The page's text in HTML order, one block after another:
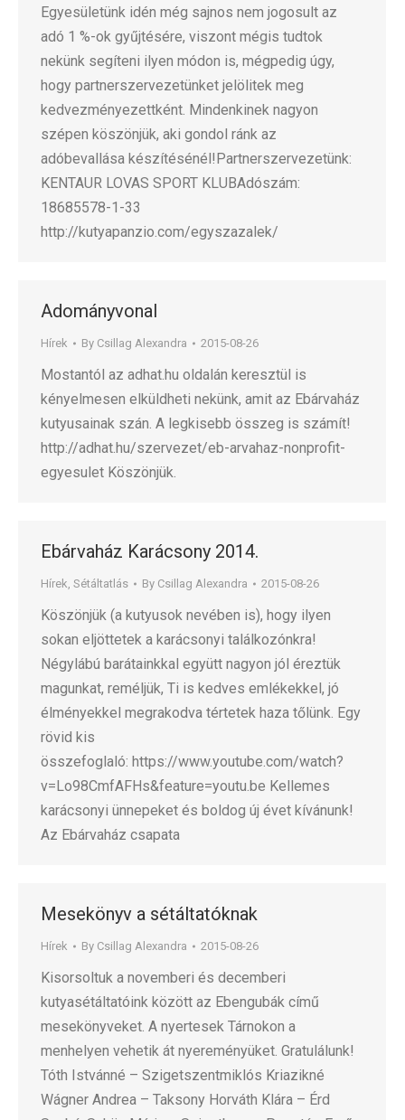
Egyesületünk idén még sajnos nem jogosult az
adó 1 %-ok gyűjtésére, viszont mégis tudtok
nekünk segíteni ilyen módon is, mégpedig úgy,
hogy partnerszervezetünket jelölitek meg
kedvezményezettként. Mindenkinek nagyon
szépen köszönjük, aki gondol ránk az
adóbevallása készítésénél!Partnerszervezetünk:
KENTAUR LOVAS SPORT KLUBAdószám:
18685578-1-33
http://kutyapanzio.com/egyszazalek/
Adományvonal
Hírek By Csillag Alexandra 2015-08-26
Mostantól az adhat.hu oldalán keresztül is
kényelmesen elküldheti nekünk, amit az Ebárvaház
kutyusainak szán. A legkisebb összeg is számít!
http://adhat.hu/szervezet/eb-arvahaz-nonprofit-
egyesulet Köszönjük.
Ebárvaház Karácsony 2014.
Hírek, Sétáltatlás By Csillag Alexandra 2015-08-26
Köszönjük (a kutyusok nevében is), hogy ilyen
sokan eljöttetek a karácsonyi találkozónkra!
Négylábú barátainkkal együtt nagyon jól éreztük
magunkat, reméljük, Ti is kedves emlékekkel, jó
élményekkel megrakodva tértetek haza tőlünk. Egy
rövid kis
összefoglaló: https://www.youtube.com/watch?
v=Lo98CmfAFHs&feature=youtu.be Kellemes
karácsonyi ünnepeket és boldog új évet kívánunk!
Az Ebárvaház csapata
Mesekönyv a sétáltatóknak
Hírek By Csillag Alexandra 2015-08-26
Kisorsoltuk a novemberi és decemberi
kutyasétáltatóink között az Ebengubák című
mesekönyveket. A nyertesek Tárnokon a
menhelyen vehetik át nyereményüket. Gratulálunk!
Tóth Istvánné – Szigetszentmiklós Kriazikné
Wágner Andrea – Taksony Horváth Klára – Érd